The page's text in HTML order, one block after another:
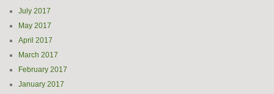
July 2017
May 2017
April 2017
March 2017
February 2017
January 2017